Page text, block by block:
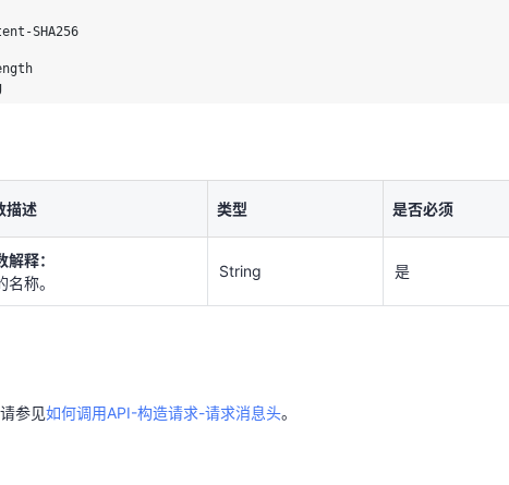
之旅
解释：
名称。
String 是
SHA256
描述 类型 是否必须
解释：
名称。
String 是
参见如何调用API-构造请求-请求消息头。